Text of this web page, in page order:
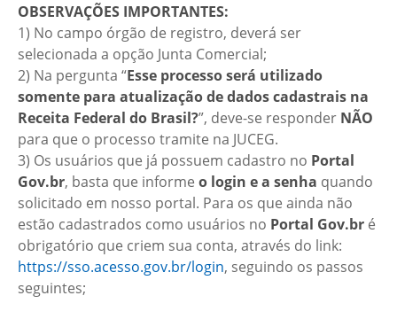
OBSERVAÇÕES IMPORTANTES:
1) No campo órgão de registro, deverá ser
selecionada a opção Junta Comercial;
2) Na pergunta “Esse processo será utilizado
somente para atualização de dados cadastrais na
Receita Federal do Brasil?”, deve-se responder NÃO
para que o processo tramite na JUCEG.
3) Os usuários que já possuem cadastro no Portal
Gov.br, basta que informe o login e a senha quando
solicitado em nosso portal. Para os que ainda não
estão cadastrados como usuários no Portal Gov.br é
obrigatório que criem sua conta, através do link:
https://sso.acesso.gov.br/login, seguindo os passos
seguintes;